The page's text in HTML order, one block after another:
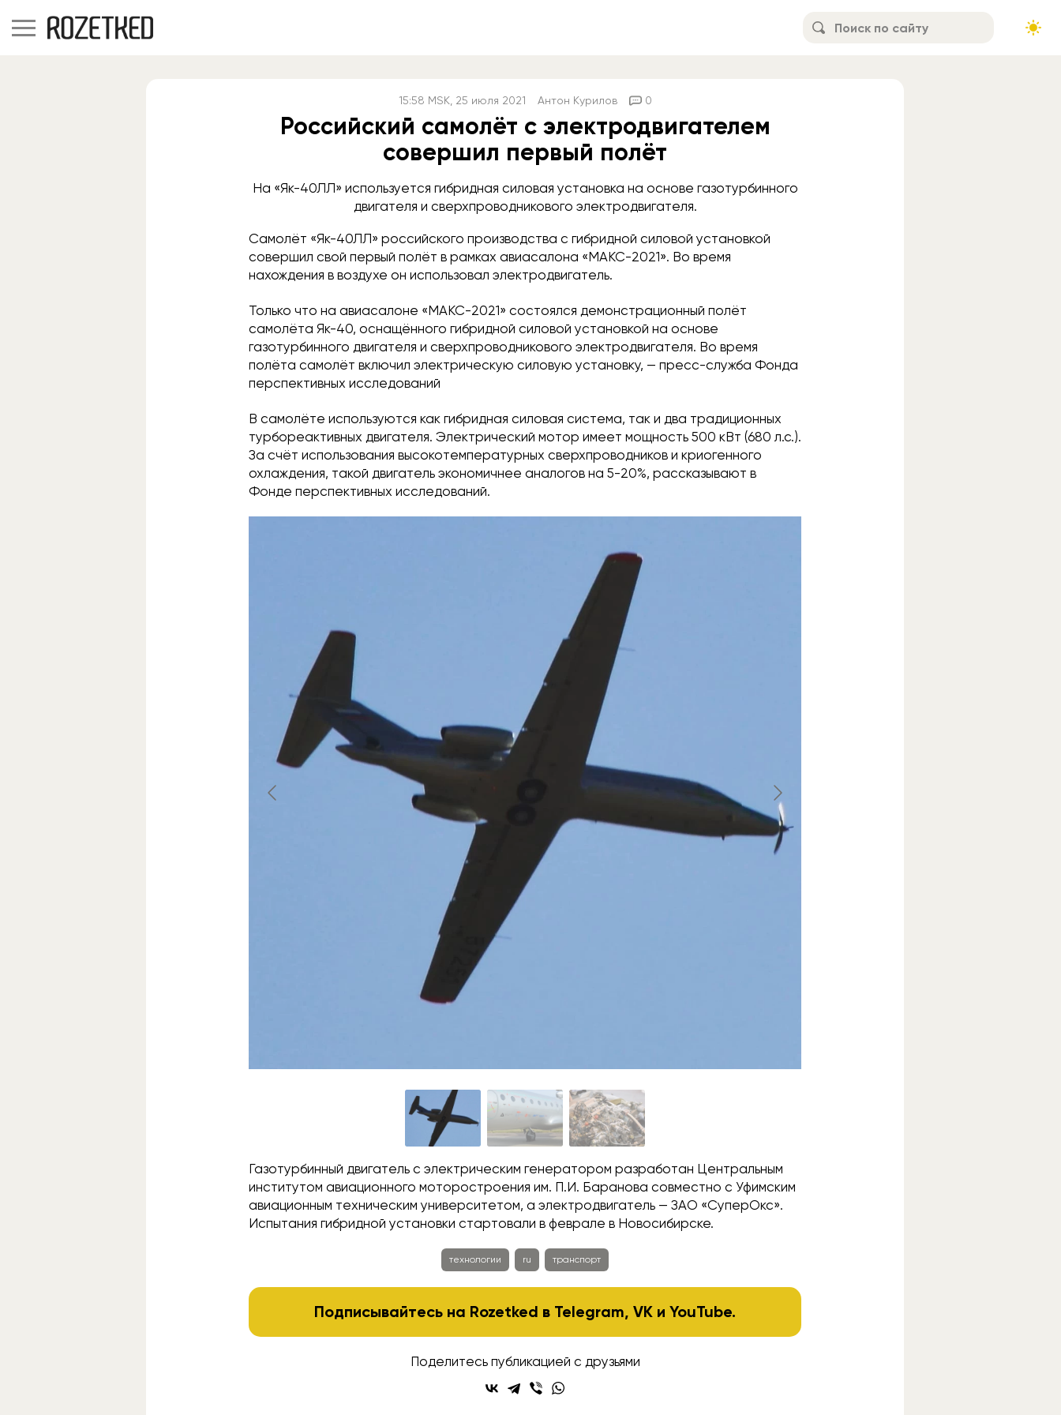
15:58 MSK, 25 июля 2021 Антон Курилов 0
Российский самолёт с электродвигателем
совершил первый полёт
На «Як-40ЛЛ» используется гибридная силовая установка на основе газотурбинного
двигателя и сверхпроводникового электродвигателя.
Самолёт «Як-40ЛЛ» российского производства с гибридной силовой установкой
совершил свой первый полёт в рамках авиасалона «МАКС-2021». Во время
нахождения в воздухе он использовал электродвигатель.
Только что на авиасалоне «МАКС-2021» состоялся демонстрационный полёт
самолёта Як-40, оснащённого гибридной силовой установкой на основе
газотурбинного двигателя и сверхпроводникового электродвигателя. Во время
полёта самолёт включил электрическую силовую установку, — пресс-служба Фонда
перспективных исследований
В самолёте используются как гибридная силовая система, так и два традиционных
турбореактивных двигателя. Электрический мотор имеет мощность 500 кВт (680 л.с.).
За счёт использования высокотемпературных сверхпроводников и криогенного
охлаждения, такой двигатель экономичнее аналогов на 5-20%, рассказывают в
Фонде перспективных исследований.
Газотурбинный двигатель с электрическим генератором разработан Центральным
институтом авиационного моторостроения им. П.И. Баранова совместно с Уфимским
авиационным техническим университетом, а электродвигатель — ЗАО «СуперОкс».
Испытания гибридной установки стартовали в феврале в Новосибирске.
технологии ru транспорт
Подписывайтесь на Rozetked в Telegram,VK иYouTube.
Поделитесь публикацией с друзьями